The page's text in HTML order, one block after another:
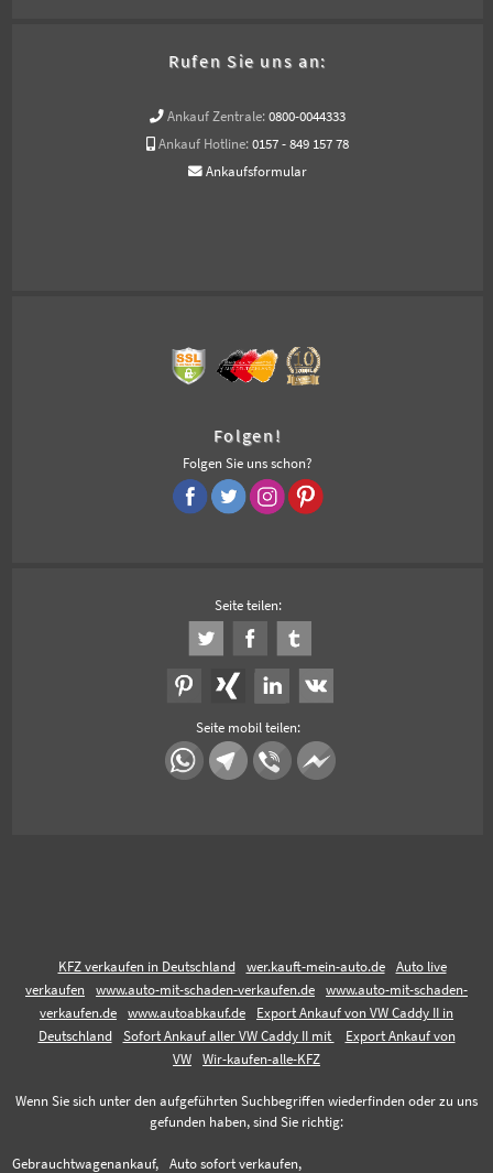
Rufen Sie uns an:
Ankauf Zentrale: 0800-0044333
Ankauf Hotline: 0157 - 849 157 78
Ankaufsformular
Folgen!
Folgen Sie uns schon?
Seite teilen:
Seite mobil teilen:
KFZ verkaufen in Deutschland wer.kauft-mein-auto.de
Auto live
verkaufen
www.auto-mit-schaden-verkaufen.de
www.auto-mit-schaden-
verkaufen.de
www.autoabkauf.de
Export Ankauf von VW Caddy II in
Deutschland
Sofort Ankauf aller VW Caddy II mit
Export Ankauf von
VW
Wir-kaufen-alle-KFZ
Wenn Sie sich unter den aufgeführten Suchbegriffen wiederfinden oder zu uns
gefunden haben, sind Sie richtig:
Gebrauchtwagenankauf, Auto sofort verkaufen,